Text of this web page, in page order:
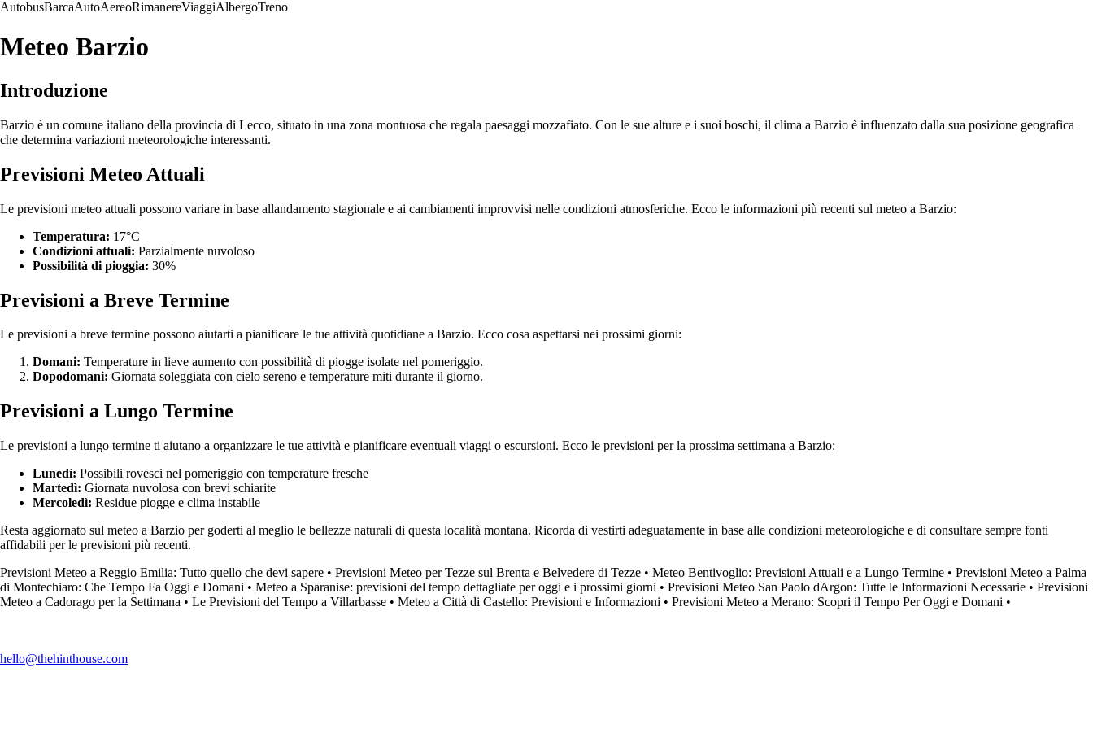
AutobusBarcaAutoAereoRimanereViaggiAlbergoTreno
Meteo Barzio
Introduzione
Barzio è un comune italiano della provincia di Lecco, situato in una zona montuosa che regala paesaggi mozzafiato. Con le sue alture e i suoi boschi, il clima a Barzio è influenzato dalla sua posizione geografica
che determina variazioni meteorologiche interessanti.
Previsioni Meteo Attuali
Le previsioni meteo attuali possono variare in base allandamento stagionale e ai cambiamenti improvvisi nelle condizioni atmosferiche. Ecco le informazioni più recenti sul meteo a Barzio:
Temperatura: 17°C
Condizioni attuali: Parzialmente nuvoloso
Possibilità di pioggia: 30%
Previsioni a Breve Termine
Le previsioni a breve termine possono aiutarti a pianificare le tue attività quotidiane a Barzio. Ecco cosa aspettarsi nei prossimi giorni:
Domani: Temperature in lieve aumento con possibilità di piogge isolate nel pomeriggio.
Dopodomani: Giornata soleggiata con cielo sereno e temperature miti durante il giorno.
Previsioni a Lungo Termine
Le previsioni a lungo termine ti aiutano a organizzare le tue attività e pianificare eventuali viaggi o escursioni. Ecco le previsioni per la prossima settimana a Barzio:
Lunedì: Possibili rovesci nel pomeriggio con temperature fresche
Martedì: Giornata nuvolosa con brevi schiarite
Mercoledì: Residue piogge e clima instabile
Resta aggiornato sul meteo a Barzio per goderti al meglio le bellezze naturali di questa località montana. Ricorda di vestirti adeguatamente in base alle condizioni meteorologiche e di consultare sempre fonti
affidabili per le previsioni più recenti.
Previsioni Meteo a Reggio Emilia: Tutto quello che devi sapere • Previsioni Meteo per Tezze sul Brenta e Belvedere di Tezze • Meteo Bentivoglio: Previsioni Attuali e a Lungo Termine • Previsioni Meteo a Palma
di Montechiaro: Che Tempo Fa Oggi e Domani • Meteo a Sparanise: previsioni del tempo dettagliate per oggi e i prossimi giorni • Previsioni Meteo San Paolo dArgon: Tutte le Informazioni Necessarie • Previsioni
Meteo a Cadorago per la Settimana • Le Previsioni del Tempo a Villarbasse • Meteo a Città di Castello: Previsioni e Informazioni • Previsioni Meteo a Merano: Scopri il Tempo Per Oggi e Domani •
hello@thehinthouse.com